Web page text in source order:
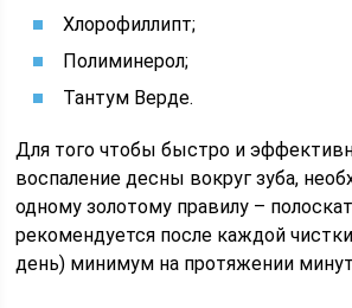
Хлорофиллипт;
Полиминерол;
Тантум Верде.
Для того чтобы быстро и
воспаление десны вокруг зуба,
одному золотому правилу –
рекомендуется после каждой
день) минимум на протяжении